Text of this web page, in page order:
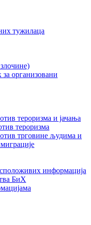
тужилаца
организовани
тероризма и јачања
тероризма
трговине људима и
информација
БиХ